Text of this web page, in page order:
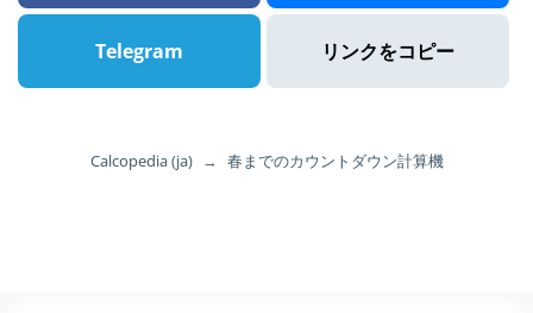
Telegram リンクをコピー
Calcopedia (ja) → 春までのカウントダウン計算機